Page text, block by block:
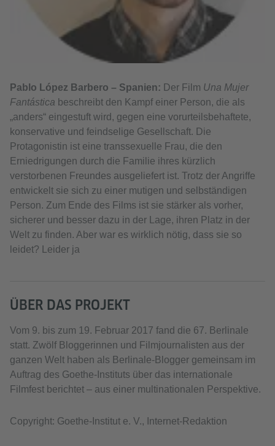
Pablo López Barbero – Spanien: Der Film Una Mujer
Fantástica beschreibt den Kampf einer Person, die als
„anders“ eingestuft wird, gegen eine vorurteilsbehaftete,
konservative und feindselige Gesellschaft. Die
Protagonistin ist eine transsexuelle Frau, die den
Erniedrigungen durch die Familie ihres kürzlich
verstorbenen Freundes ausgeliefert ist. Trotz der Angriffe
entwickelt sie sich zu einer mutigen und selbständigen
Person. Zum Ende des Films ist sie stärker als vorher,
sicherer und besser dazu in der Lage, ihren Platz in der
Welt zu finden. Aber war es wirklich nötig, dass sie so
leidet? Leider ja
ÜBER DAS PROJEKT
Vom 9. bis zum 19. Februar 2017 fand die 67. Berlinale
statt. Zwölf Bloggerinnen und Filmjournalisten aus der
ganzen Welt haben als Berlinale-Blogger gemeinsam im
Auftrag des Goethe-Instituts über das internationale
Filmfest berichtet – aus einer multinationalen Perspektive.
Copyright: Goethe-Institut e. V., Internet-Redaktion